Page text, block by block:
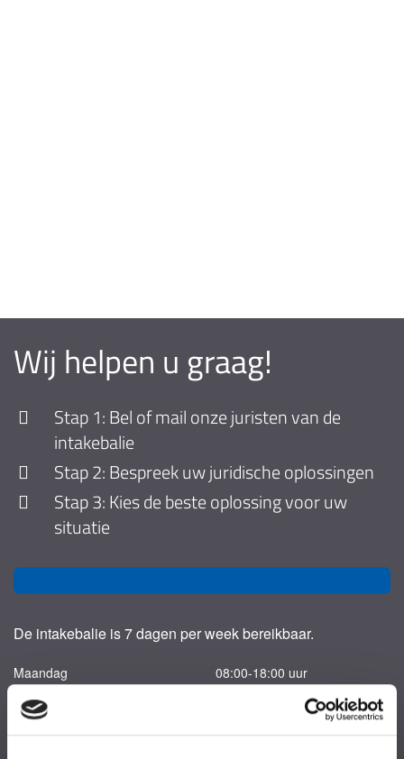
Wij helpen u graag!
Stap 1: Bel of mail onze juristen van de
intakebalie
Stap 2: Bespreek uw juridische oplossingen
Stap 3: Kies de beste oplossing voor uw
situatie
De intakebalie is 7 dagen per week bereikbaar.
Maandag
Dinsdag
Woensdag
08:00-18:00 uur
08:00-18:00 uur
08:00-18:00 uur